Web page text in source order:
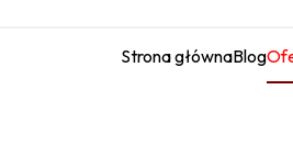
Strona głównaBlog